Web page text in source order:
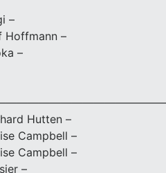
–
Hoffmann –
–
Hutten –
Campbell –
Campbell –
–